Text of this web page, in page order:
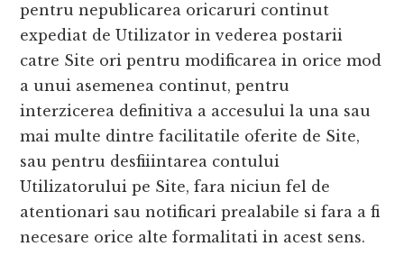
pentru nepublicarea oricaruri continut
expediat de Utilizator in vederea postarii
catre Site ori pentru modificarea in orice mod
a unui asemenea continut, pentru
interzicerea definitiva a accesului la una sau
mai multe dintre facilitatile oferite de Site,
sau pentru desfiiintarea contului
Utilizatorului pe Site, fara niciun fel de
atentionari sau notificari prealabile si fara a fi
necesare orice alte formalitati in acest sens.